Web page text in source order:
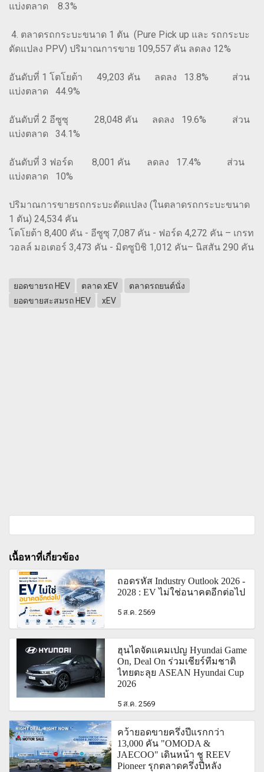
แบ่งตลาด 8.3%
4. ตลาดรถกระบะขนาด 1 ตัน (Pure Pick up และ รถกระบะ
ดัดแปลง PPV) ปริมาณการขาย 109,557 คัน ลดลง 12%
อันดับที่ 1 โตโยต้า 49,203 คัน ลดลง 13.8% ส่วน
แบ่งตลาด 44.9%
อันดับที่ 2 อีซูซุ 28,048 คัน ลดลง 19.6% ส่วน
แบ่งตลาด 34.1%
อันดับที่ 3 ฟอร์ด 8,001 คัน ลดลง 17.4% ส่วน
แบ่งตลาด 10%
ปริมาณการขายรถกระบะดัดแปลง (ในตลาดรถกระบะขนาด
1 ตัน) 24,534 คัน
โตโยต้า 8,400 คัน - อีซูซุ 7,087 คัน - ฟอร์ด 4,272 คัน – เกรท
วอลล์ มอเตอร์ 3,473 คัน - มิตซูบิชิ 1,012 คัน– นิสสัน 290 คัน
ยอดขายรถ HEV ตลาด xEV
ตลาดรถยนต์นั่ง
ยอดขายสะสมรถ HEV
xEV
เนื้อหาที่เกี่ยวข้อง
ถอดรหัส Industry Outlook 2026 -
2028 : EV ไม่ใช่อนาคตอีกต่อไป
5 ส.ค. 2569
ฮุนไดจัดแคมเปญ Hyundai Game
On, Deal On ร่วมเชียร์ทีมชาติ
ไทยตะลุย ASEAN Hyundai Cup
2026
5 ส.ค. 2569
คว้ายอดขายครึ่งปีแรกกว่า
13,000 คัน "OMODA &
JAECOO" เดินหน้า ชู REEV
Pioneer รุกตลาดครึ่งปีหลัง